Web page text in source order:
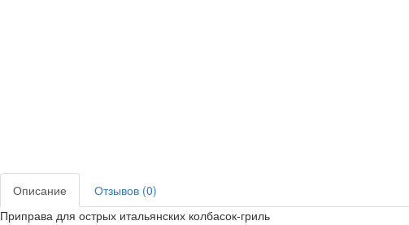
Описание
Отзывов (0)
Приправа для острых итальянских колбасок-гриль